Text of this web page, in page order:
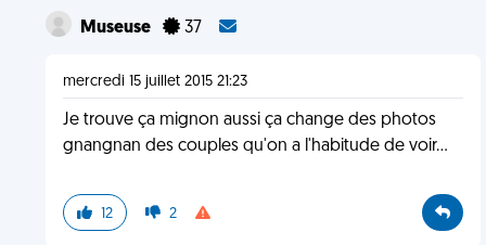
Museuse 37
mercredi 15 juillet 2015 21:23
Je trouve ça mignon aussi ça change des photos
gnangnan des couples qu'on a l'habitude de voir...
12 2